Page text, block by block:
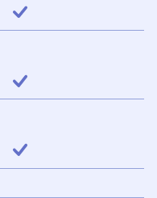
inbegrepen
inbegrepen
knop openen
inbegrepen